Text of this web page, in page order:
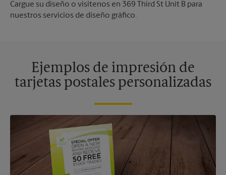
Cargue su diseño o visítenos en 369 Third St Unit B para
nuestros servicios de diseño gráfico.
Ejemplos de impresión de
tarjetas postales personalizadas